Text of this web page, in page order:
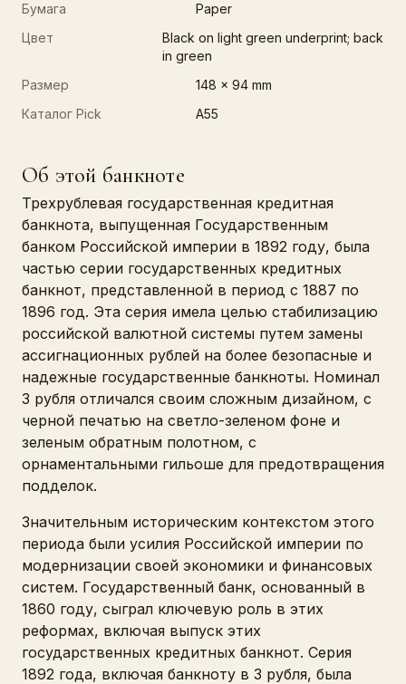
Бумага
Paper
Цвет
Black on light green underprint; back
in green
Размер
148 x 94 mm
Каталог Pick
A55
Об этой банкноте
Трехрублевая государственная кредитная
банкнота, выпущенная Государственным
банком Российской империи в 1892 году, была
частью серии государственных кредитных
банкнот, представленной в период с 1887 по
1896 год. Эта серия имела целью стабилизацию
российской валютной системы путем замены
ассигнационных рублей на более безопасные и
надежные государственные банкноты. Номинал
3 рубля отличался своим сложным дизайном, с
черной печатью на светло-зеленом фоне и
зеленым обратным полотном, с
орнаментальными гильоше для предотвращения
подделок.
Значительным историческим контекстом этого
периода были усилия Российской империи по
модернизации своей экономики и финансовых
систем. Государственный банк, основанный в
1860 году, сыграл ключевую роль в этих
реформах, включая выпуск этих
государственных кредитных банкнот. Серия
1892 года, включая банкноту в 3 рубля, была